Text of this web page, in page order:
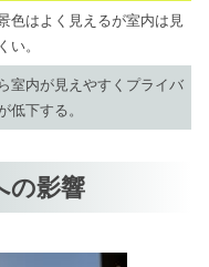
色はよく見えるが室内は見
い。
室内が見えやすくプライバ
低下する。
の影響